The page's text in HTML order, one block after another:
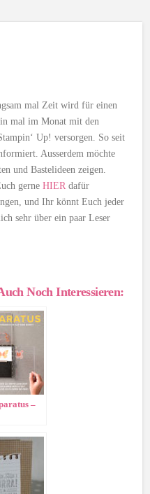
mal Zeit wird für einen
mal im Monat mit den
Up! versorgen. So seit
Ausserdem möchte
und Bastelideen zeigen.
gerne HIER dafür
und Ihr könnt Euch jeder
sehr über ein paar Leser
Noch Interessieren:
–